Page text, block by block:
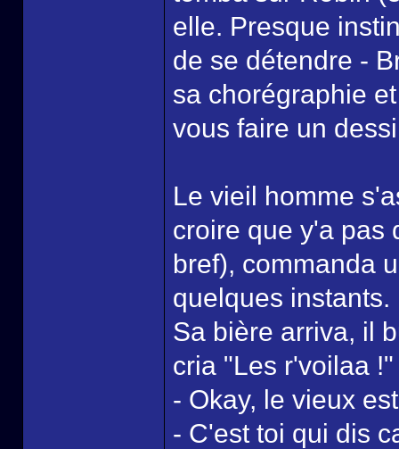
elle. Presque
de se détendre -
sa chorégraphie
vous faire un
Le vieil homme
croire que y'a pas
bref), commanda
quelques instants.
Sa bière arriva, il
cria "Les r'voilaa
- Okay, le vieux
- C'est toi qui dis